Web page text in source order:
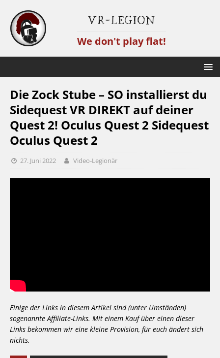
VR-Legion
We don't play flat!
Die Zock Stube – SO installierst du
Sidequest VR DIREKT auf deiner
Quest 2! Oculus Quest 2 Sidequest
Oculus Quest 2
27. Juni 2022 Video-Legionär
Einige der Links in diesem Artikel sind (unter Umständen)
sogenannte Affiliate-Links. Mit einem Kauf über einen dieser
Links bekommen wir eine kleine Provision, für euch ändert sich
nichts.